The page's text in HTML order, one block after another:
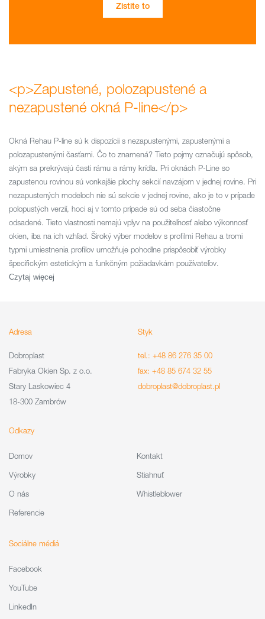
Zistite to
<p>Zapustené, polozapustené a
nezapustené okná P-line</p>
Okná Rehau P-line sú k dispozícii s nezapustenými, zapustenými a
polozapustenými časťami. Čo to znamená? Tieto pojmy označujú spôsob,
akým sa prekrývajú časti rámu a rámy krídla. Pri oknách P-Line so
zapustenou rovinou sú vonkajšie plochy sekcií navzájom v jednej rovine. Pri
nezapustených modeloch nie sú sekcie v jednej rovine, ako je to v prípade
polopustých verzií, hoci aj v tomto prípade sú od seba čiastočne
odsadené. Tieto vlastnosti nemajú vplyv na použiteľnosť alebo výkonnosť
okien, iba na ich vzhľad. Široký výber modelov s profilmi Rehau a tromi
typmi umiestnenia profilov umožňuje pohodlne prispôsobiť výrobky
špecifickým estetickým a funkčným požiadavkám používateľov.
Czytaj więcej
Adresa
Dobroplast
Fabryka Okien Sp. z o.o.
Stary Laskowiec 4
18-300 Zambrów
Styk
tel.: +48 86 276 35 00
fax: +48 85 674 32 55
dobroplast@dobroplast.pl
Odkazy
Domov
Výrobky
O nás
Referencie
Kontakt
Stiahnuť
Whistleblower
Sociálne médiá
Facebook
YouTube
LinkedIn